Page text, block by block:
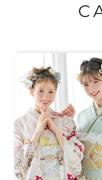
・振袖コンシ
バッグでお